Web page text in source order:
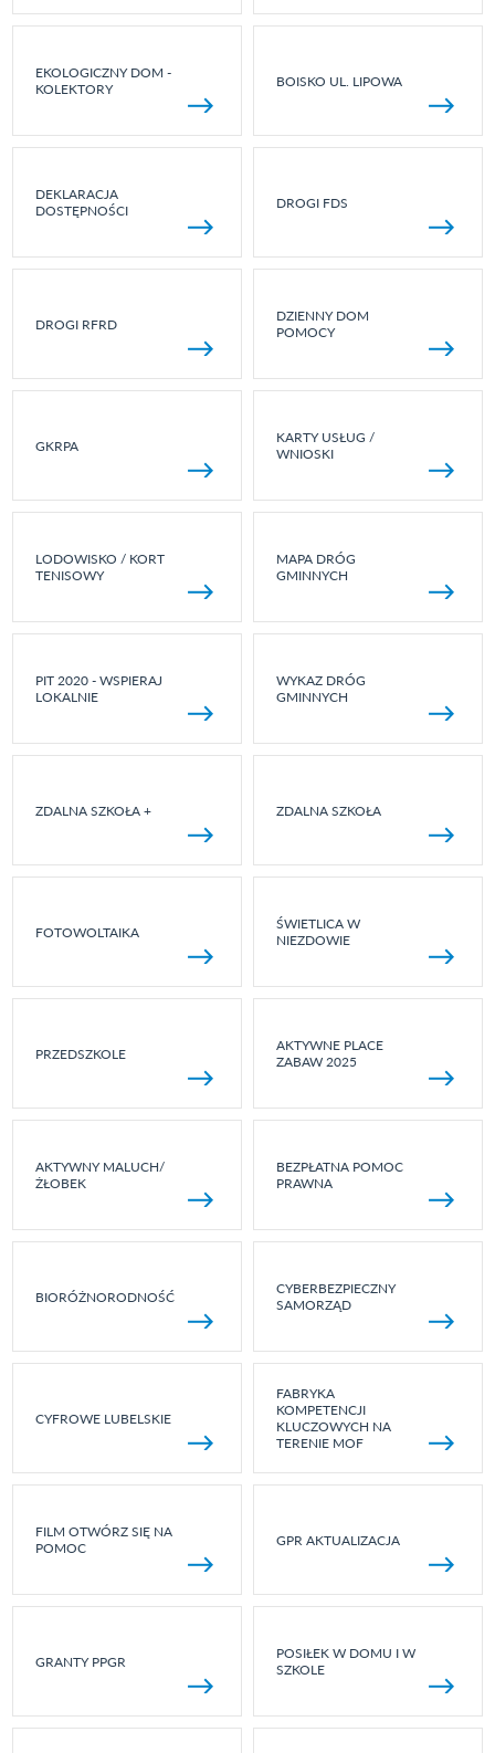
EKOLOGICZNY DOM -
KOLEKTORY
BOISKO UL. LIPOWA
DEKLARACJA
DOSTĘPNOŚCI
DROGI FDS
DROGI RFRD
DZIENNY DOM
POMOCY
GKRPA
KARTY USŁUG /
WNIOSKI
LODOWISKO / KORT
TENISOWY
MAPA DRÓG
GMINNYCH
PIT 2020 - WSPIERAJ
LOKALNIE
WYKAZ DRÓG
GMINNYCH
ZDALNA SZKOŁA + ZDALNA SZKOŁA
FOTOWOLTAIKA
ŚWIETLICA W
NIEZDOWIE
PRZEDSZKOLE
AKTYWNE PLACE
ZABAW 2025
AKTYWNY MALUCH/
ŻŁOBEK
BEZPŁATNA POMOC
PRAWNA
BIORÓŻNORODNOŚĆ
CYBERBEZPIECZNY
SAMORZĄD
CYFROWE LUBELSKIE
FABRYKA
KOMPETENCJI
KLUCZOWYCH NA
TERENIE MOF
FILM OTWÓRZ SIĘ NA
POMOC
GPR AKTUALIZACJA
GRANTY PPGR
POSIŁEK W DOMU I W
SZKOLE